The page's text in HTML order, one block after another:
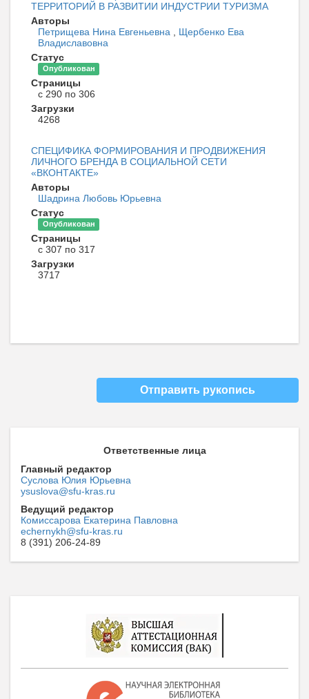
ТЕРРИТОРИЙ В РАЗВИТИИ ИНДУСТРИИ ТУРИЗМА
Авторы
Петрищева Нина Евгеньевна
Щербенко Ева
Владиславовна
Статус
Опубликован
Страницы
с 290 по 306
Загрузки
4268
СПЕЦИФИКА ФОРМИРОВАНИЯ И ПРОДВИЖЕНИЯ
ЛИЧНОГО БРЕНДА В СОЦИАЛЬНОЙ СЕТИ
«ВКОНТАКТЕ»
Авторы
Шадрина Любовь Юрьевна
Статус
Опубликован
Страницы
с 307 по 317
Загрузки
3717
Отправить рукопись
Ответственные лица
Главный редактор
Суслова Юлия Юрьевна
ysuslova@sfu-kras.ru
Ведущий редактор
Комиссарова Екатерина Павловна
echernykh@sfu-kras.ru
8 (391) 206-24-89